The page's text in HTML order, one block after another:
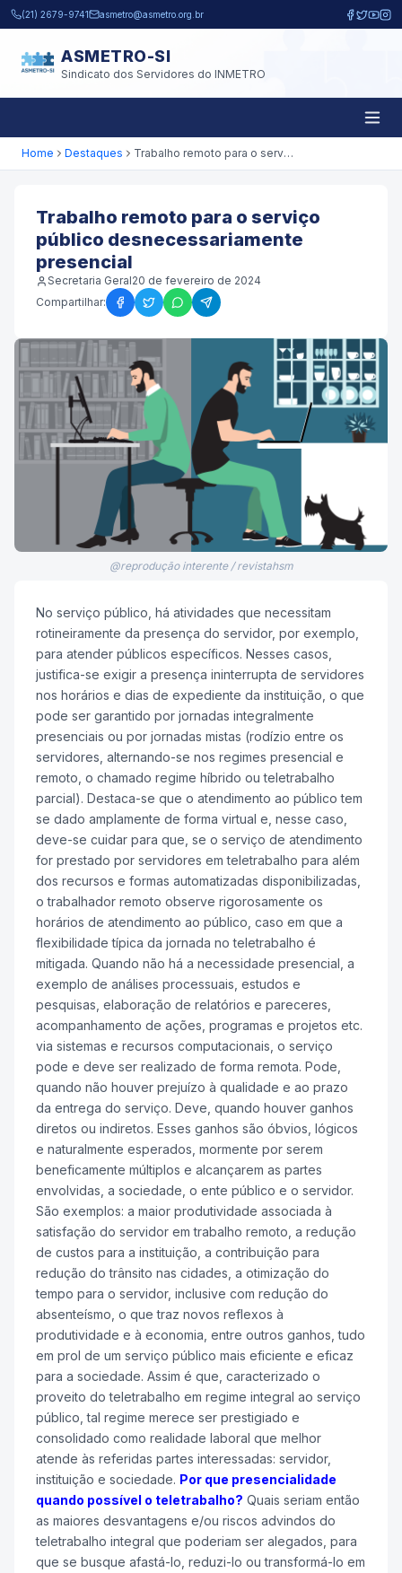
Pular para o conteúdo principal
(21) 2679-9741 asmetro@asmetro.org.br
ASMETRO-SI
Sindicato dos Servidores do INMETRO
Home Destaques Trabalho remoto para o serviço público desnecessariamente presencial
Trabalho remoto para o serviço
público desnecessariamente
presencial
Secretaria Geral20 de fevereiro de 2024
Compartilhar:
@reprodução interente / revistahsm
No serviço público, há atividades que necessitam
rotineiramente da presença do servidor, por exemplo,
para atender públicos específicos. Nesses casos,
justifica-se exigir a presença ininterrupta de servidores
nos horários e dias de expediente da instituição, o que
pode ser garantido por jornadas integralmente
presenciais ou por jornadas mistas (rodízio entre os
servidores, alternando-se nos regimes presencial e
remoto, o chamado regime híbrido ou teletrabalho
parcial). Destaca-se que o atendimento ao público tem
se dado amplamente de forma virtual e, nesse caso,
deve-se cuidar para que, se o serviço de atendimento
for prestado por servidores em teletrabalho para além
dos recursos e formas automatizadas disponibilizadas,
o trabalhador remoto observe rigorosamente os
horários de atendimento ao público, caso em que a
flexibilidade típica da jornada no teletrabalho é
mitigada. Quando não há a necessidade presencial, a
exemplo de análises processuais, estudos e
pesquisas, elaboração de relatórios e pareceres,
acompanhamento de ações, programas e projetos etc.
via sistemas e recursos computacionais, o serviço
pode e deve ser realizado de forma remota. Pode,
quando não houver prejuízo à qualidade e ao prazo
da entrega do serviço. Deve, quando houver ganhos
diretos ou indiretos. Esses ganhos são óbvios, lógicos
e naturalmente esperados, mormente por serem
beneficamente múltiplos e alcançarem as partes
envolvidas, a sociedade, o ente público e o servidor.
São exemplos: a maior produtividade associada à
satisfação do servidor em trabalho remoto, a redução
de custos para a instituição, a contribuição para
redução do trânsito nas cidades, a otimização do
tempo para o servidor, inclusive com redução do
absenteísmo, o que traz novos reflexos à
produtividade e à economia, entre outros ganhos, tudo
em prol de um serviço público mais eficiente e eficaz
para a sociedade. Assim é que, caracterizado o
proveito do teletrabalho em regime integral ao serviço
público, tal regime merece ser prestigiado e
consolidado como realidade laboral que melhor
atende às referidas partes interessadas: servidor,
instituição e sociedade. Por que presencialidade
quando possível o teletrabalho? Quais seriam então
as maiores desvantagens e/ou riscos advindos do
teletrabalho integral que poderiam ser alegados, para
que se busque afastá-lo, reduzi-lo ou transformá-lo em